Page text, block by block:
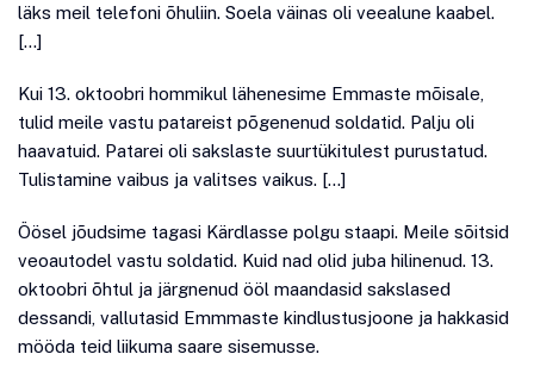
läks meil telefoni õhuliin. Soela väinas oli veealune kaabel.
[…]
Kui 13. oktoobri hommikul lähenesime Emmaste mõisale,
tulid meile vastu patareist põgenenud soldatid. Palju oli
haavatuid. Patarei oli sakslaste suurtükitulest purustatud.
Tulistamine vaibus ja valitses vaikus. […]
Öösel jõudsime tagasi Kärdlasse polgu staapi. Meile sõitsid
veoautodel vastu soldatid. Kuid nad olid juba hilinenud. 13.
oktoobri õhtul ja järgnenud ööl maandasid sakslased
dessandi, vallutasid Emmmaste kindlustusjoone ja hakkasid
mööda teid liikuma saare sisemusse.